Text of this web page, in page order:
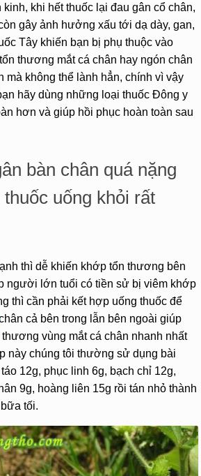
kinh, khi hết thuốc lại đau gân cổ chân,
gây ảnh hưởng xấu tới dạ dày, gan,
Tây khiến bạn bị phụ thuộc vào
thương mắt cá chân hay ngón chân
mà không thể lành hẳn, chính vì vậy
hãy dùng những loại thuốc Đông y
hơn và giúp hồi phục hoàn toàn sau
bàn chân quá nặng
uống khỏi rất
thì dễ khiến khớp tổn thương bên
người lớn tuổi có tiền sử bị viêm khớp
thì cần phải kết hợp uống thuốc để
cả bên trong lẫn bên ngoài giúp
vùng mắt cá chân nhanh nhất
này chúng tôi thường sử dụng bài
12g, phục linh 6g, bạch chỉ 12g,
9g, hoàng liên 15g rồi tán nhỏ thành
tối.